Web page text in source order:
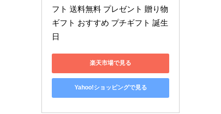
フト 送料無料 プレゼント 贈り物
ギフト おすすめ プチギフト 誕生
日
楽天市場で見る
Yahoo!ショッピングで見る